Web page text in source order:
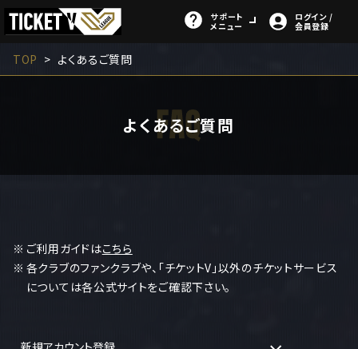
サポート
メニュー
ログイン /
会員登録
TOP よくあるご質問
よくあるご質問
ご利用ガイドはこちら
各クラブのファンクラブや、「チケットV」以外のチケットサービス
については各公式サイトをご確認下さい。